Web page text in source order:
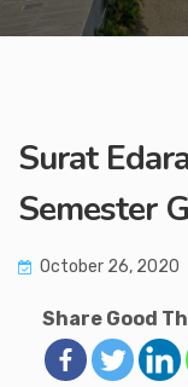
Surat
Semester
October 26, 2020
Share Good